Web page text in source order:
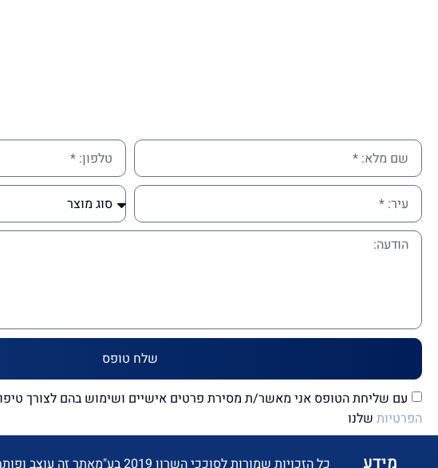
עם שליחת הטופס אני מאשר/ת מסירת פרטים אישיים ושימוש בהם לצורך
הפרטיות שלנו
שלח טופס
מידע כל הזכויות שמורות לסוככי השרון 2019 בע"מ אתר זה עוצב